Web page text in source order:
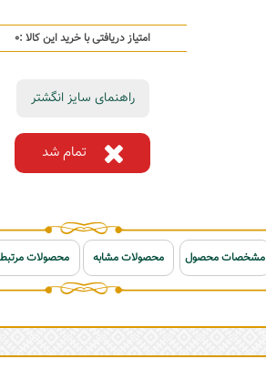
امتیاز دریافتی با خرید این کالا :0
راهنمای سایز انگشتر
تمام شد
مشخصات محصول محصولات مشابه محصولات مرتبط